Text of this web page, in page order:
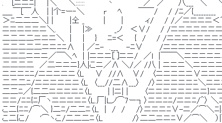
.　 [ニニﾆ|　　|＼　　＼::::::　　　　丶　　 　 　 ／　／　　 八___　
＿_￣[￣人　 | |个=ー‐＼　　　 r　　ﾍ　 　 ￣￣/ 　 / /ﾆ／{_________
＞ﾆ二二二＼| |　　　|仝 _　　　 |　 　 |　　　　ィ/ 　 / /／ニニニニ
ニニニニニニ＼.　　 |　　|≫　　　　_ノ 　＜∨/ 　 / /ニニニニニニ
二二二二ニニニ＼　|　　| 　 } 　 ﾆ=＜ 　 {　/ 　 / /ニニニニニニ
二二二二二ニニﾆﾆΛ　 | ／ﾆ-　.___ 　-ﾆ∨　　　/ニニニニニニニ
二二二ニニニ／￣＼ﾍ ｜|ニニニ[ ]ニニ/　／l　|￣￣＼ニニニニ
二二二二　／二ニニニ}人|こニ／Λ ＼/／ /八 | ニニニ＼ニニニ
ニニニﾆﾆ/ニニニニニ〈L　　∨　//Λ　 ∨/　 〈ニニニニニ∨ニニ
二二二ﾆ/ニニニニニニ〈L　〈___//二Λ___〉　 /〉ニニニニニﾆ＼ニ
二二ﾆ／{二二ニニニニﾆ〈L　 　 | |ニ| |　 　 〈ニニニニニニニニ}
ニニ/ﾆﾆ{ﾆ厂ヽニニニニﾆ〈L.厂|Ｌノ⌒7ー┐〉ニニﾆﾆ/ニニﾆ/＾〉
こ二{ﾆﾆ/⌒＼ }二ﾆ/二二ﾆ〈L　|　/　/　　/〉ニニニﾆ∨-ニ／⌒＼
こ二{こ/　　'⌒ヽこ/二二二ﾆ〈L　　 　 　 /〉二二ニニﾆ∨／⌒＼　